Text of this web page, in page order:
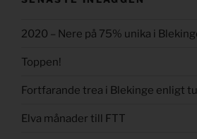
2020 – Nere på 75% unika i
Toppen!
Fortfarande trea i Blekinge enligt
Elva månader till FTT